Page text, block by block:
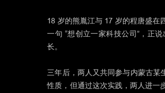
18 岁的熊胤江与 17 岁的程唐盛在
一句 “想创立一家科技公司”，正
长。
三年后，两人又共同参与内蒙古某
性质，但通过这次实践，两人进一